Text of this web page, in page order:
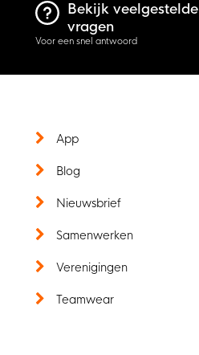
Bekijk veelgestelde
vragen
Voor een snel antwoord
App
Blog
Nieuwsbrief
Samenwerken
Verenigingen
Teamwear